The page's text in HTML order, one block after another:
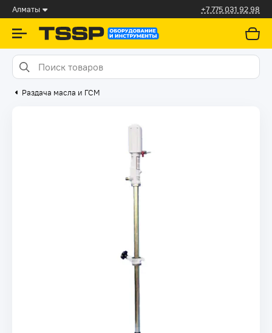
Алматы +7 775 031 92 98
Раздача масла и ГСМ